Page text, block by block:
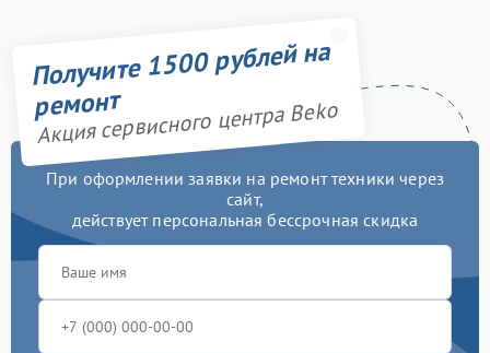
Получите 1500 рублей на
ремонт
Акция сервисного центра Beko
При оформлении заявки на ремонт техники через
сайт,
действует персональная бессрочная скидка